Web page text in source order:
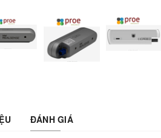
ĐÁNH GIÁ